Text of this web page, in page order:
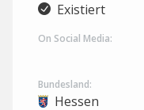
Existiert
On Social Media:
Bundesland:
Hessen